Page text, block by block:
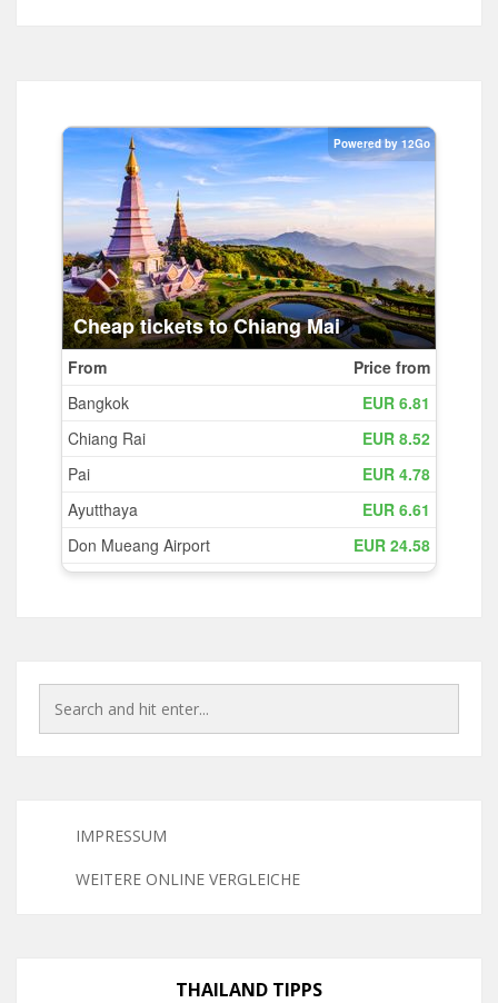
IMPRESSUM
WEITERE ONLINE VERGLEICHE
THAILAND TIPPS